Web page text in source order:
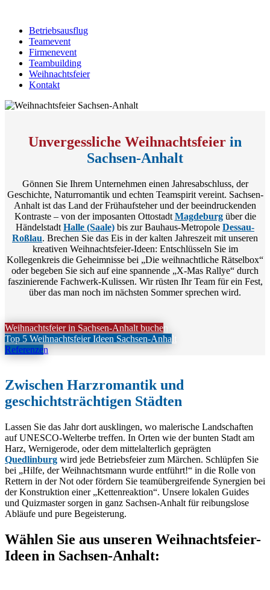
Betriebsausflug
Teamevent
Firmenevent
Teambuilding
Weihnachtsfeier
Kontakt
Unvergessliche Weihnachtsfeier in
Sachsen-Anhalt
Gönnen Sie Ihrem Unternehmen einen Jahresabschluss, der
Geschichte, Naturromantik und echten Teamspirit vereint. Sachsen-
Anhalt ist das Land der Frühaufsteher und der beeindruckenden
Kontraste – von der imposanten Ottostadt Magdeburgüber die
Händelstadt Halle (Saale) bis zur Bauhaus-Metropole Dessau-
Roßlau. Brechen Sie das Eis in der kalten Jahreszeit mit unseren
kreativen Weihnachtsfeier-Ideen: Entschlüsseln Sie im
Kollegenkreis die Geheimnisse bei „Die weihnachtliche Rätselbox“
oder begeben Sie sich auf eine spannende „X-Mas Rallye“ durch
faszinierende Fachwerk-Kulissen. Wir rüsten Ihr Team für ein Fest,
über das man noch im nächsten Sommer sprechen wird.
Weihnachtsfeier in Sachsen-Anhalt buchen
Top 5 Weihnachtsfeier Ideen Sachsen-Anhalt
Referenzen
Zwischen Harzromantik und
geschichtsträchtigen Städten
Lassen Sie das Jahr dort ausklingen, wo malerische Landschaften
auf UNESCO-Welterbe treffen. In Orten wie der bunten Stadt am
Harz, Wernigerode, oder dem mittelalterlich geprägten
Quedlinburg wird jede Betriebsfeier zum Märchen. Schlüpfen Sie
bei „Hilfe, der Weihnachtsmann wurde entführt!“ in die Rolle von
Rettern in der Not oder fördern Sie teamübergreifende Synergien bei
der Konstruktion einer „Kettenreaktion“. Unsere lokalen Guides
und Quizmaster sorgen in ganz Sachsen-Anhalt für reibungslose
Abläufe und pure Begeisterung.
Wählen Sie aus unseren Weihnachtsfeier-
Ideen in Sachsen-Anhalt: